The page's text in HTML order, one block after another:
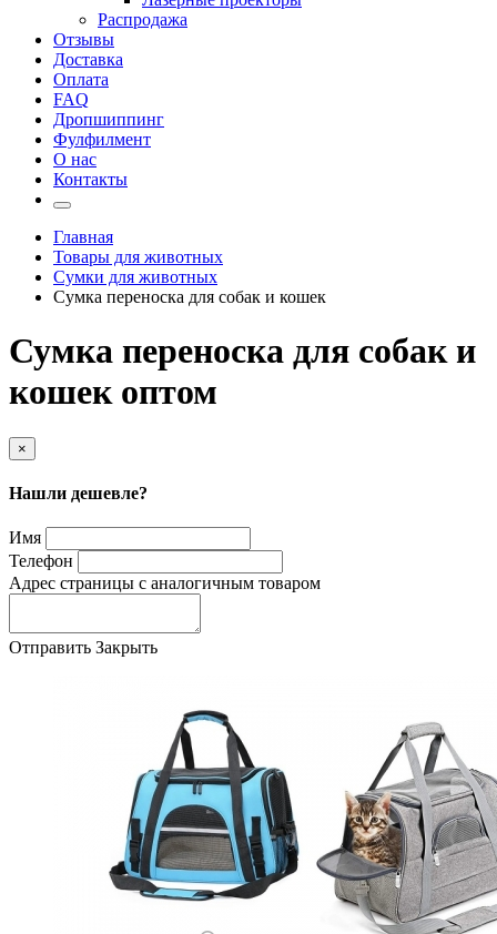
Распродажа
Отзывы
Доставка
Оплата
FAQ
Дропшиппинг
Фулфилмент
О нас
Контакты
Главная
Товары для животных
Сумки для животных
Сумка переноска для собак и кошек
Сумка переноска для собак и
кошек оптом
×
Нашли дешевле?
Имя
Телефон
Адрес страницы с аналогичным товаром
Отправить Закрыть